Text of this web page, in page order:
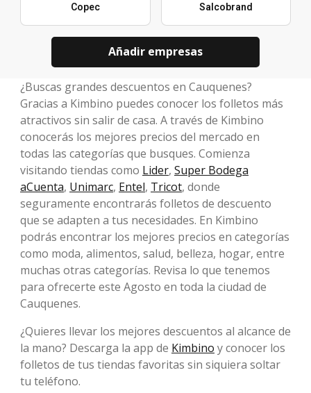
Copec Salcobrand
Añadir empresas
¿Buscas grandes descuentos en Cauquenes?
Gracias a Kimbino puedes conocer los folletos más
atractivos sin salir de casa. A través de Kimbino
conocerás los mejores precios del mercado en
todas las categorías que busques. Comienza
visitando tiendas como Lider, Super Bodega
aCuenta, Unimarc, Entel, Tricot, donde
seguramente encontrarás folletos de descuento
que se adapten a tus necesidades. En Kimbino
podrás encontrar los mejores precios en categorías
como moda, alimentos, salud, belleza, hogar, entre
muchas otras categorías. Revisa lo que tenemos
para ofrecerte este Agosto en toda la ciudad de
Cauquenes.
¿Quieres llevar los mejores descuentos al alcance de
la mano? Descarga la app de Kimbino y conocer los
folletos de tus tiendas favoritas sin siquiera soltar
tu teléfono.